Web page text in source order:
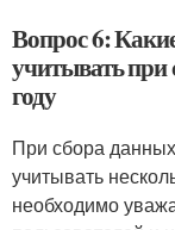
Вопрос 6:
учитывать при
году
При сбора
учитывать
необходимо